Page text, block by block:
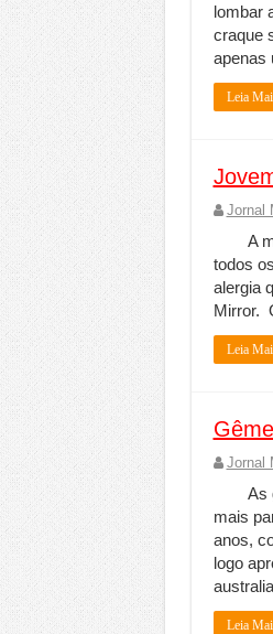
lombar
craque
apenas
Leia
Jornal
A
todos
alergia
Mirror.
Leia
Jornal
As
mais
anos,
logo
Leia